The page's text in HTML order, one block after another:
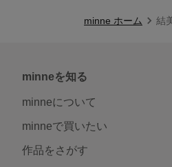
minne ホーム 結
minneを知る
minneについて
minneで買いたい
作品をさがす